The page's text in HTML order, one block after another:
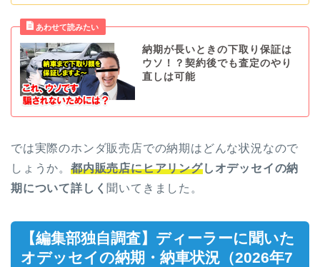
納期が長いときの下取り保証は
ウソ！？契約後でも査定のやり
直しは可能
では実際のホンダ販売店での納期はどんな状況なので
しょうか。 都内販売店にヒアリングしオデッセイの納
期について詳しく 聞いてきました。
【編集部独自調査】ディーラーに聞いた
オデッセイの納期・納車状況（2026年7